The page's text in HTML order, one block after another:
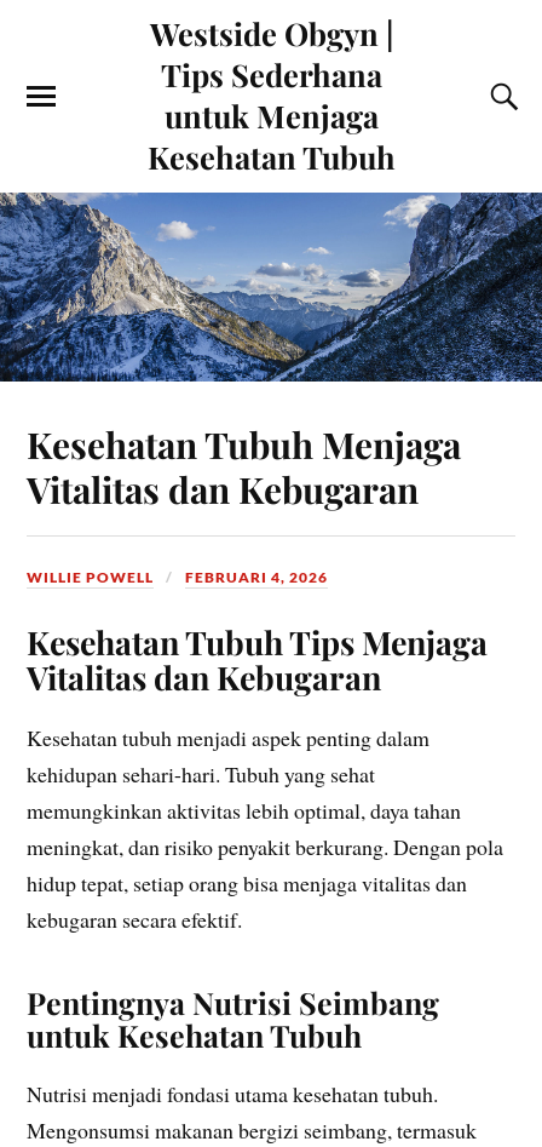
Westside Obgyn |
Tips Sederhana
untuk Menjaga
Kesehatan Tubuh
Kesehatan Tubuh Menjaga
Vitalitas dan Kebugaran
WILLIE POWELL FEBRUARI 4, 2026
Kesehatan Tubuh Tips Menjaga
Vitalitas dan Kebugaran
Kesehatan tubuh menjadi aspek penting dalam
kehidupan sehari-hari. Tubuh yang sehat
memungkinkan aktivitas lebih optimal, daya tahan
meningkat, dan risiko penyakit berkurang. Dengan pola
hidup tepat, setiap orang bisa menjaga vitalitas dan
kebugaran secara efektif.
Pentingnya Nutrisi Seimbang
untuk Kesehatan Tubuh
Nutrisi menjadi fondasi utama kesehatan tubuh.
Mengonsumsi makanan bergizi seimbang, termasuk